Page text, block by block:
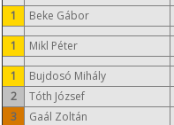
1
Beke Gábor
1
Mikl Péter
1
Bujdosó Mihály
2
Tóth József
3
Gaál Zoltán